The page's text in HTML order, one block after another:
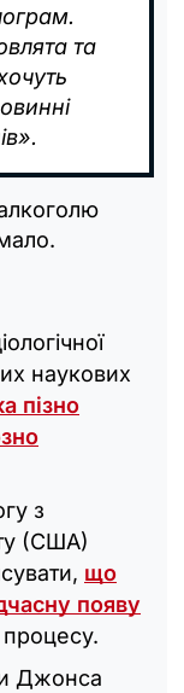
та
наукових
пізно
з
(США)
що
появу
процесу.
Джонса